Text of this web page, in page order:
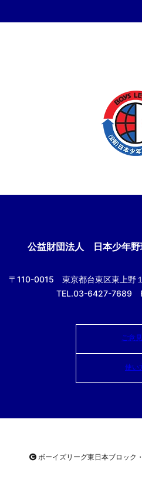
公益財団法人 日本少年
〒110-0015 東京都台東区東上野
TEL.03-6427-7689
ご意
使い
ボーイズリーグ東日本ブロック